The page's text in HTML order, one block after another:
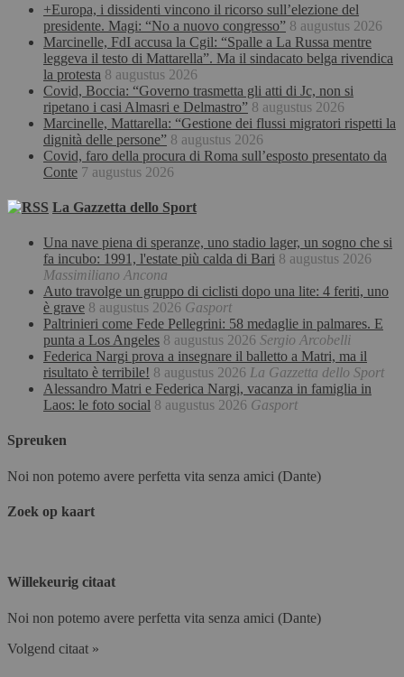
+Europa, i dissidenti vincono il ricorso sull’elezione del
presidente. Magi: “No a nuovo congresso” 8 augustus 2026
Marcinelle, FdI accusa la Cgil: “Spalle a La Russa mentre
leggeva il testo di Mattarella”. Ma il sindacato belga rivendica
la protesta 8 augustus 2026
Covid, Boccia: “Governo trasmetta gli atti di Jc, non si
ripetano i casi Almasri e Delmastro” 8 augustus 2026
Marcinelle, Mattarella: “Gestione dei flussi migratori rispetti la
dignità delle persone” 8 augustus 2026
Covid, faro della procura di Roma sull’esposto presentato da
Conte 7 augustus 2026
La Gazzetta dello Sport
Una nave piena di speranze, uno stadio lager, un sogno che si
fa incubo: 1991, l'estate più calda di Bari 8 augustus 2026
Massimiliano Ancona
Auto travolge un gruppo di ciclisti dopo una lite: 4 feriti, uno
è grave 8 augustus 2026 Gasport
Paltrinieri come Fede Pellegrini: 58 medaglie in palmares. E
punta a Los Angeles 8 augustus 2026 Sergio Arcobelli
Federica Nargi prova a insegnare il balletto a Matri, ma il
risultato è terribile! 8 augustus 2026 La Gazzetta dello Sport
Alessandro Matri e Federica Nargi, vacanza in famiglia in
Laos: le foto social 8 augustus 2026 Gasport
Spreuken
Noi non potemo avere perfetta vita senza amici (Dante)
Zoek op kaart
Willekeurig citaat
Noi non potemo avere perfetta vita senza amici (Dante)
Volgend citaat »